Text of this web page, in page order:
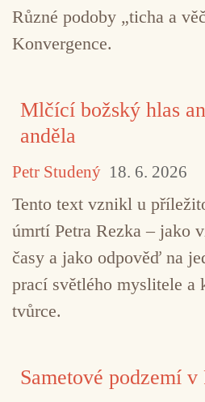
TAGY Bohuslav Martinů
Luboš Ogoun Miloš
Zápisky melomanovy
Různé podoby „ticha a
Konvergence.
Mlčící božský hlas
anděla
Petr Studený 18. 6. 2026
Tento text vznikl u
úmrtí Petra Rezka – jako
časy a jako odpověď na
prací světlého myslitele a
tvůrce.
Sametové podzemí v